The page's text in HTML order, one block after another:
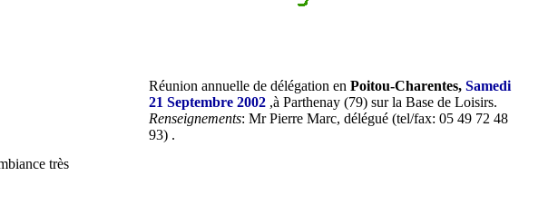
très
Réunion annuelle de délégation en Poitou-Charentes, Samedi
21 Septembre 2002 ,à Parthenay (79) sur la Base de Loisirs.
Renseignements: Mr Pierre Marc, délégué (tel/fax: 05 49 72 48
93) .